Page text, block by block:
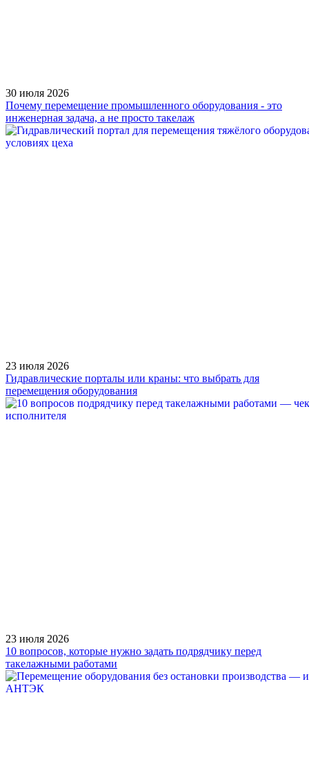
30 июля 2026
Почему перемещение промышленного оборудования - это
инженерная задача, а не просто такелаж
23 июля 2026
Гидравлические порталы или краны: что выбрать для
перемещения оборудования
23 июля 2026
10 вопросов, которые нужно задать подрядчику перед
такелажными работами